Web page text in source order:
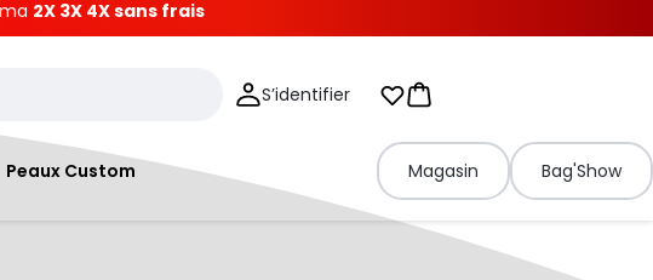
2X 3X 4X sans frais
S’identifier Mes listes d'envies
Panier
Peaux Custom Magasin Bag'Show